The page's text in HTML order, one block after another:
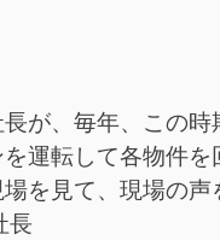
が、毎年、この
運転して各物件を
を見て、現場の声
長